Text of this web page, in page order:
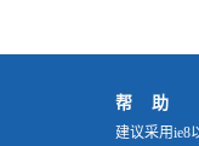
帮 助
建议采用ie8